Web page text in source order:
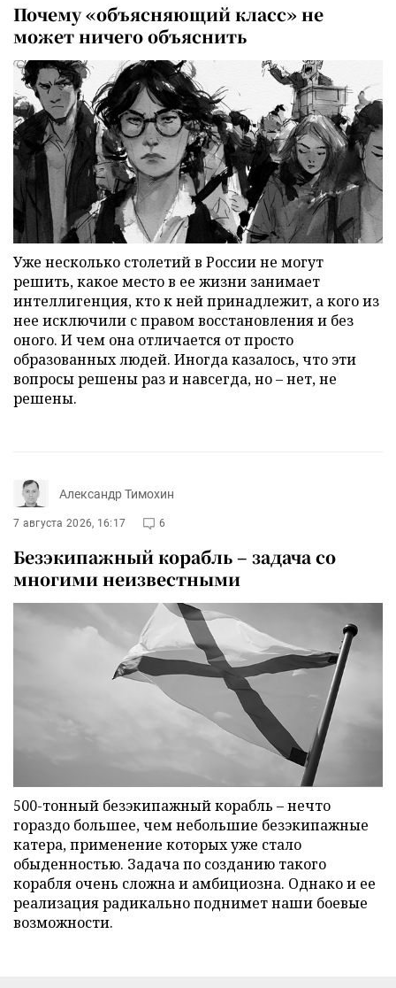
Почему «объясняющий класс» не
может ничего объяснить
Уже несколько столетий в России не могут
решить, какое место в ее жизни занимает
интеллигенция, кто к ней принадлежит, а кого из
нее исключили с правом восстановления и без
оного. И чем она отличается от просто
образованных людей. Иногда казалось, что эти
вопросы решены раз и навсегда, но – нет, не
решены.
Александр Тимохин
7 августа 2026, 16:17 6
Безэкипажный корабль – задача со
многими неизвестными
500-тонный безэкипажный корабль – нечто
гораздо большее, чем небольшие безэкипажные
катера, применение которых уже стало
обыденностью. Задача по созданию такого
корабля очень сложна и амбициозна. Однако и ее
реализация радикально поднимет наши боевые
возможности.